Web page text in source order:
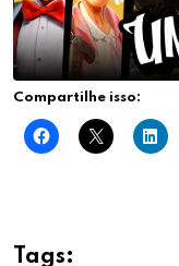
Compartilhe isso:
Tags: